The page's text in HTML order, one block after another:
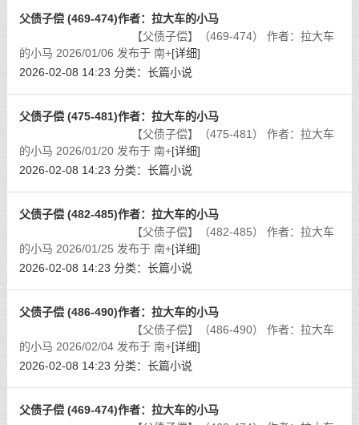
父债子偿 (469-474)作者：拉大车的小马
【父债子偿】（469-474） 作者：拉大车
的小马 2026/01/06 发布于 南+[详细]
2026-02-08 14:23 分类： 长篇小说
父债子偿 (475-481)作者：拉大车的小马
【父债子偿】（475-481） 作者：拉大车
的小马 2026/01/20 发布于 南+[详细]
2026-02-08 14:23 分类： 长篇小说
父债子偿 (482-485)作者：拉大车的小马
【父债子偿】（482-485） 作者：拉大车
的小马 2026/01/25 发布于 南+[详细]
2026-02-08 14:23 分类： 长篇小说
父债子偿 (486-490)作者：拉大车的小马
【父债子偿】（486-490） 作者：拉大车
的小马 2026/02/04 发布于 南+[详细]
2026-02-08 14:23 分类： 长篇小说
父债子偿 (469-474)作者：拉大车的小马